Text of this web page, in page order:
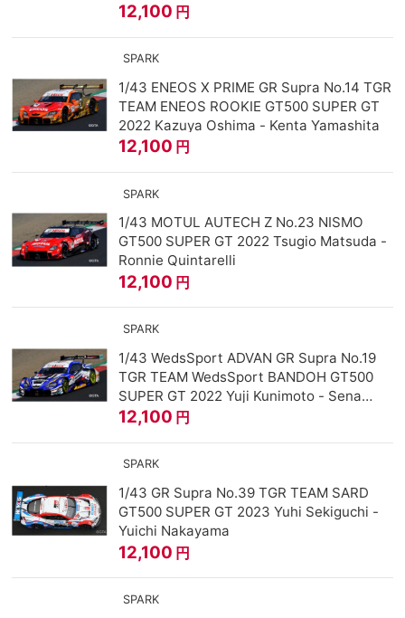
12,100 円
SPARK
1/43 ENEOS X PRIME GR Supra No.14 TGR
TEAM ENEOS ROOKIE GT500 SUPER GT
2022 Kazuya Oshima - Kenta Yamashita
12,100 円
SPARK
1/43 MOTUL AUTECH Z No.23 NISMO
GT500 SUPER GT 2022 Tsugio Matsuda -
Ronnie Quintarelli
12,100 円
SPARK
1/43 WedsSport ADVAN GR Supra No.19
TGR TEAM WedsSport BANDOH GT500
SUPER GT 2022 Yuji Kunimoto - Sena
Sakaguchi
12,100 円
SPARK
1/43 GR Supra No.39 TGR TEAM SARD
GT500 SUPER GT 2023 Yuhi Sekiguchi -
Yuichi Nakayama
12,100 円
SPARK